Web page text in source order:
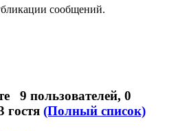
сообщений.
9 пользователей, 0
гостя (Полный список)